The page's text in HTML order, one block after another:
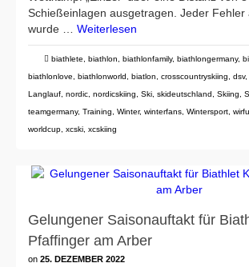
Schießeinlagen ausgetragen. Jeder Fehler
wurde … Weiterlesen
biathlete biathlon biathlonfamily, biathlongermany,
biathlonlove
biathlonworld biatlon crosscountryskiing dsv,
Langlauf nordic nordicskiing Ski skideutschland Skiing
teamgermany, Training Winter, winterfans Wintersport
worldcup xcski xcskiing
Gelungener Saisonauftakt für
Pfaffinger am Arber
on 25. DEZEMBER 2022